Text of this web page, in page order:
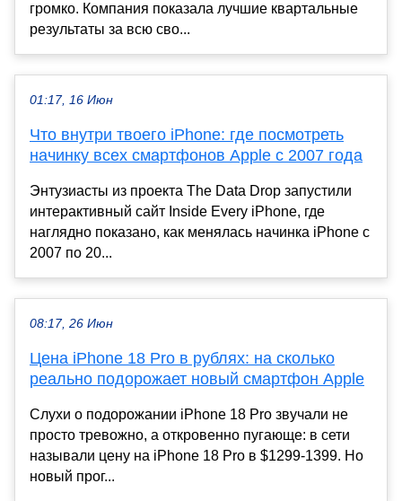
громко. Компания показала лучшие квартальные
результаты за всю сво...
01:17, 16 Июн
Что внутри твоего iPhone: где посмотреть
начинку всех смартфонов Apple с 2007 года
Энтузиасты из проекта The Data Drop запустили
интерактивный сайт Inside Every iPhone, где
наглядно показано, как менялась начинка iPhone с
2007 по 20...
08:17, 26 Июн
Цена iPhone 18 Pro в рублях: на сколько
реально подорожает новый смартфон Apple
Слухи о подорожании iPhone 18 Pro звучали не
просто тревожно, а откровенно пугающе: в сети
называли цену на iPhone 18 Pro в $1299-1399. Но
новый прог...